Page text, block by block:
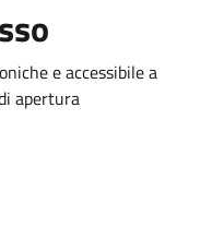
e accessibile a
apertura